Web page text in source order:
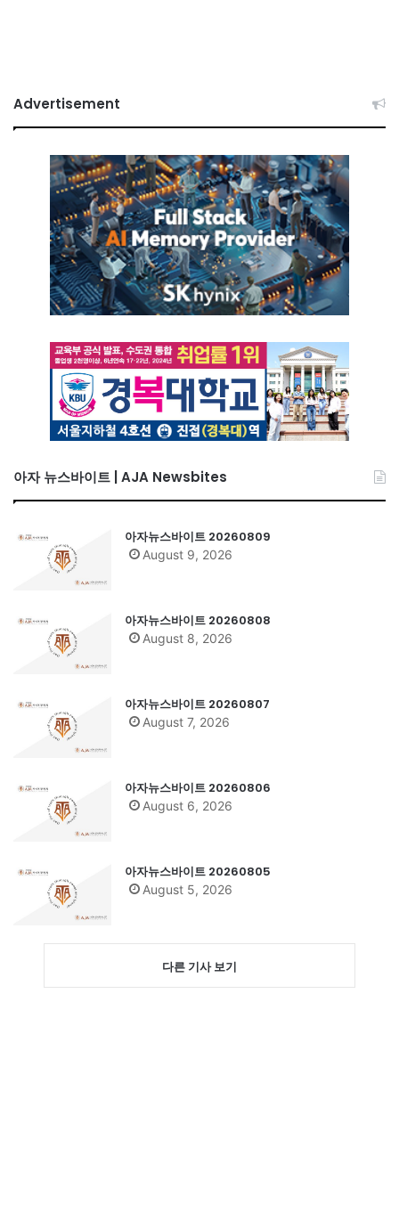
Advertisement
아자 뉴스바이트 | AJA Newsbites
아자뉴스바이트 20260809
August 9, 2026
아자뉴스바이트 20260808
August 8, 2026
아자뉴스바이트 20260807
August 7, 2026
아자뉴스바이트 20260806
August 6, 2026
아자뉴스바이트 20260805
August 5, 2026
다른 기사 보기